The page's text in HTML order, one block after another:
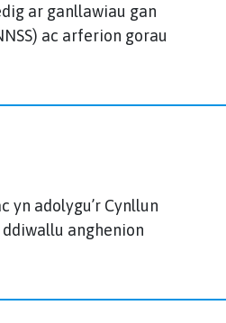
ar ganllawiau gan
ac arferion gorau
yn adolygu’r Cynllun
anghenion